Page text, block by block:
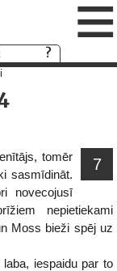
≡
7
tomēr
sasmīdināt.
novecojusī
nepietiekami
Moss bieži spēj uz
iespaidu par to